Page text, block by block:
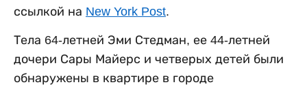
ссылкой на New York Post.
Тела 64-летней Эми Стедман, ее 44-летней
дочери Сары Майерс и четверых детей были
обнаружены в квартире в городе